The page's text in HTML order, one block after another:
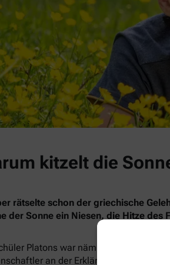
kitzelt die
rätselte schon der griechische
der Sonne ein Niesen, die Hitze des
Platons war nämlich auf dem
an der Erklärung, was da